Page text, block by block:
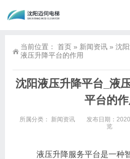
当前位置： 首页 » 新闻资讯 » 沈
液压升降平台的作用
沈阳液压升降平台_液
平台的作
所属分类： 新闻资讯 发布日期：
览
液压升降服务平台是一种